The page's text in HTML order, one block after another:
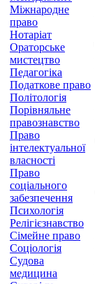
Міжнародне
право
Нотаріат
Ораторське
мистецтво
Педагогіка
Податкове право
Політологія
Порівняльне
правознавство
Право
інтелектуальної
власності
Право
соціального
забезпечення
Психологія
Релігієзнавство
Сімейне право
Соціологія
Судова
медицина